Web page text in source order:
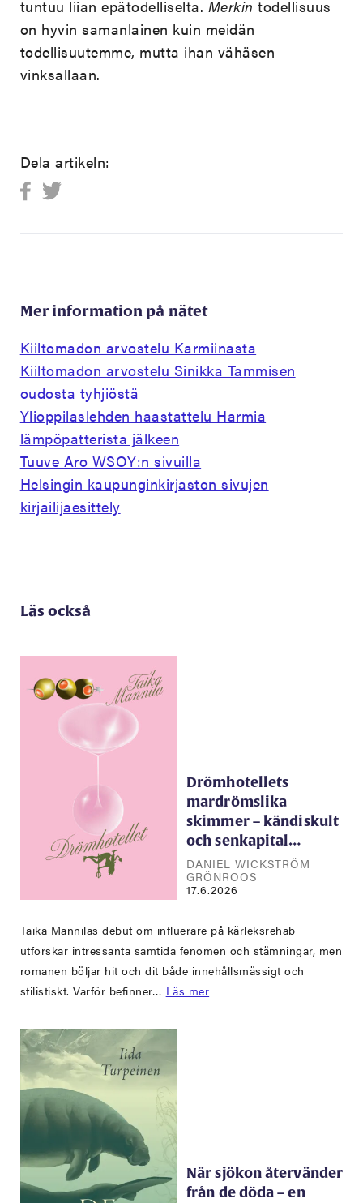
tuntuu liian epätodelliselta. Merkin todellisuus
on hyvin samanlainen kuin meidän
todellisuutemme, mutta ihan vähäsen
vinksallaan.
Dela artikeln:
Mer information på nätet
Kiiltomadon arvostelu Karmiinasta
Kiiltomadon arvostelu Sinikka Tammisen
oudosta tyhjiöstä
Ylioppilaslehden haastattelu Harmia
lämpöpatterista jälkeen
Tuuve Aro WSOY:n sivuilla
Helsingin kaupunginkirjaston sivujen
kirjailijaesittely
Läs också
Drömhotellets
mardrömslika
skimmer – kändiskult
och senkapital…
DANIEL WICKSTRÖM
GRÖNROOS
17.6.2026
Taika Mannilas debut om influerare på kärleksrehab
utforskar intressanta samtida fenomen och stämningar, men
romanen böljar hit och dit både innehållsmässigt och
stilistiskt. Varför befinner… Läs mer
När sjökon återvänder
från de döda – en